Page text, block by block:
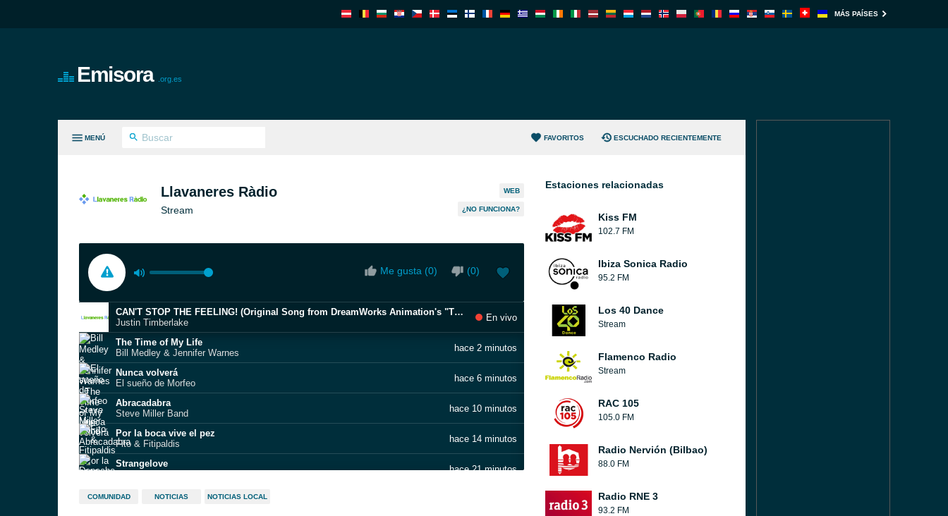
MÁS PAÍSES
Emisora .org.es
MENÚ FAVORITOS ESCUCHADO RECIENTEMENTE
Llavaneres Ràdio
Stream
WEB
¿NO FUNCIONA?
Me gusta (0) (0)
CAN'T STOP THE FEELING! (Original Song from DreamWorks Animation's "TROLLS")
Justin Timberlake
En vivo
The Time of My Life
Bill Medley & Jennifer Warnes
hace 2 minutos
Nunca volverá
El sueño de Morfeo
hace 6 minutos
Abracadabra
Steve Miller Band
hace 10 minutos
Por la boca vive el pez
Fito & Fitipaldis
hace 14 minutos
Strangelove
hace 21 minutos
It's A Sin
COMUNIDAD NOTICIAS NOTICIAS LOCAL
Estaciones relacionadas
Kiss FM
102.7 FM
Ibiza Sonica Radio
95.2 FM
Los 40 Dance
Stream
Flamenco Radio
Stream
RAC 105
105.0 FM
Radio Nervión (Bilbao)
88.0 FM
Radio RNE 3
93.2 FM